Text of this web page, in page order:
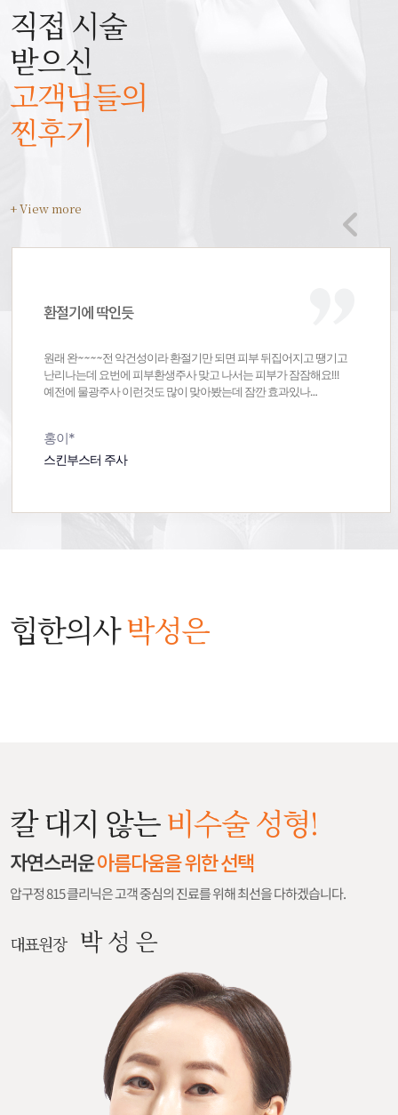
직접 시술
받으신
고객님들의
찐후기
+ View more
환절기에 딱인듯
원래 완~~~~전 악건성이라 환절기만 되면 피부 뒤집어지고 땡기고
난리나는데 요번에 피부환생주사 맞고 나서는 피부가 잠잠해요!!!
예전에 물광주사 이런것도 많이 맞아봤는데 잠깐 효과있나
싶었는데 피부환생주사는 효과가 오래가서 너무 좋네요!!!!주사 맞고
담날부터 얼굴 땡김이 안 느껴지더니 요즘은 기초 꼼꼼하게 못한 날도
뿌리지도 않구요원래 이맘때쯤 되면 피부 때문에 화장 하기도
홍이*
스킨부스터 주사
힙한의사박성은
칼 대지 않는비수술 성형!
자연스러운아름다움을 위한 선택
압구정 815 클리닉은 고객 중심의 진료를 위해 최선을 다하겠습니다.
대표원장 박 성 은